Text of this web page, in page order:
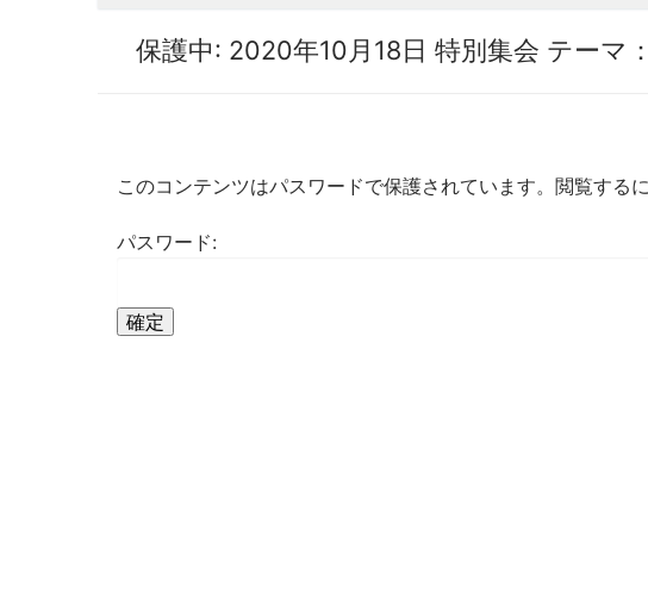
保護中: 2020年10月18日 特別集会 テーマ
このコンテンツはパスワードで保護されています。閲覧する
パスワード: